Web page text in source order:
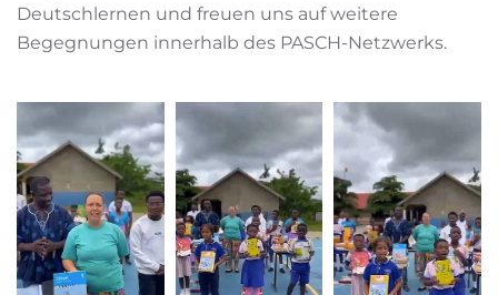
Deutschlernen und freuen uns auf weitere
Begegnungen innerhalb des PASCH-Netzwerks.